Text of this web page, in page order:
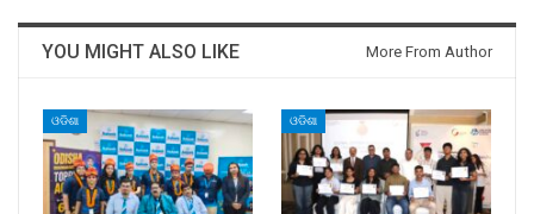
YOU MIGHT ALSO LIKE More From Author
ଓଡିଶା ଓଡିଶା